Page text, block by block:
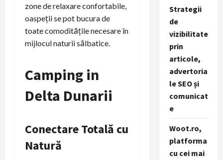
zone de relaxare confortabile,
oaspeții se pot bucura de
toate comoditățile necesare în
mijlocul naturii sălbatice.
Camping in
Delta Dunarii
Conectare Totală cu
Natură
Strategii
de
vizibilitate
prin
articole,
advertoria
le SEO și
comunicat
e
Woot.ro,
platforma
cu cei mai